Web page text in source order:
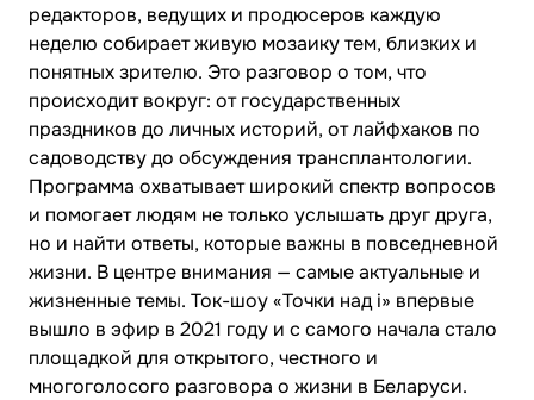
редакторов, ведущих и продюсеров каждую
неделю собирает живую мозаику тем, близких и
понятных зрителю. Это разговор о том, что
происходит вокруг: от государственных
праздников до личных историй, от лайфхаков по
садоводству до обсуждения трансплантологии.
Программа охватывает широкий спектр вопросов
и помогает людям не только услышать друг друга,
но и найти ответы, которые важны в повседневной
жизни. В центре внимания — самые актуальные и
жизненные темы. Ток-шоу «Точки над і» впервые
вышло в эфир в 2021 году и с самого начала стало
площадкой для открытого, честного и
многоголосого разговора о жизни в Беларуси.